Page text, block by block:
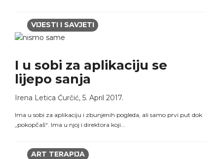
VIJESTI I SAVJETI
I u sobi za aplikaciju se
lijepo sanja
Irena Letica Ćurčić, 5. April 2017.
Ima u sobi za aplikaciju i zbunjenih pogleda, ali samo prvi put dok
„pokopčaš“. Ima u njoj i direktora koji...
ART TERAPIJA